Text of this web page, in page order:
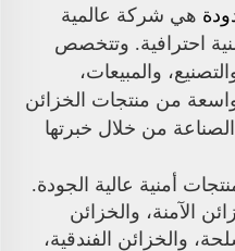
هي شركة عالمية
احترافية. وتتخصص
والمبيعات،
من منتجات الخزائن
الصناعة من خلال خبرتها
أمنية عالية الجودة.
الآمنة، والخزائن
والخزائن الفندقية،